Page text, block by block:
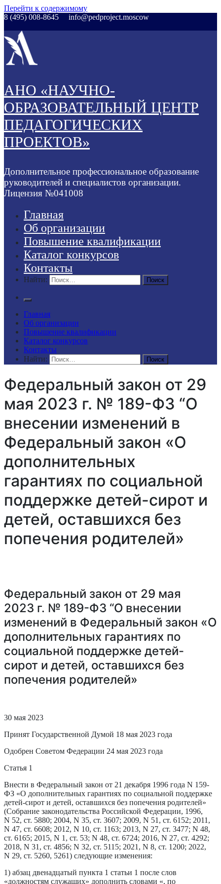
Перейти к содержимому
8 (495) 008-8645
info@pedproject.moscow
АНО «НАУЧНО-
ОБРАЗОВАТЕЛЬНЫЙ ЦЕНТР
ПЕДАГОГИЧЕСКИХ
ПРОЕКТОВ»
Дополнительное профессиональное образование
руководителей и специалистов организации.
Лицензия №041008
Главная
Об организации
Повышение квалификации
Каталог конкурсов
Контакты
Найти:
Главная
Об организации
Повышение квалификации
Каталог конкурсов
Контакты
Найти:
Федеральный закон от 29
мая 2023 г. № 189-ФЗ “О
внесении изменений в
Федеральный закон «О
дополнительных
гарантиях по социальной
поддержке детей-сирот и
детей, оставшихся без
попечения родителей»
Федеральный закон от 29 мая
2023 г. № 189-ФЗ “О внесении
изменений в Федеральный закон «О
дополнительных гарантиях по
социальной поддержке детей-
сирот и детей, оставшихся без
попечения родителей»
30 мая 2023
Принят Государственной Думой 18 мая 2023 года
Одобрен Советом Федерации 24 мая 2023 года
Статья 1
Внести в Федеральный закон от 21 декабря 1996 года N 159-
ФЗ «О дополнительных гарантиях по социальной поддержке
детей-сирот и детей, оставшихся без попечения родителей»
(Собрание законодательства Российской Федерации, 1996,
N 52, ст. 5880; 2004, N 35, ст. 3607; 2009, N 51, ст. 6152; 2011,
N 47, ст. 6608; 2012, N 10, ст. 1163; 2013, N 27, ст. 3477; N 48,
ст. 6165; 2015, N 1, ст. 53; N 48, ст. 6724; 2016, N 27, ст. 4292;
2018, N 31, ст. 4856; N 32, ст. 5115; 2021, N 8, ст. 1200; 2022,
N 29, ст. 5260, 5261) следующие изменения:
1) абзац двенадцатый пункта 1 статьи 1 после слов
«должностям служащих» дополнить словами «, по